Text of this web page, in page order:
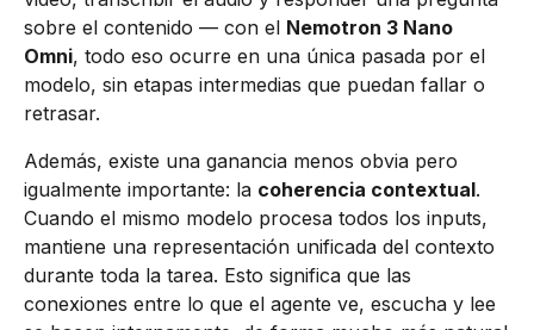
sobre el contenido — con el Nemotron 3 Nano
Omni, todo eso ocurre en una única pasada por el
modelo, sin etapas intermedias que puedan fallar o
retrasar.
Además, existe una ganancia menos obvia pero
igualmente importante: la coherencia contextual.
Cuando el mismo modelo procesa todos los inputs,
mantiene una representación unificada del contexto
durante toda la tarea. Esto significa que las
conexiones entre lo que el agente ve, escucha y lee